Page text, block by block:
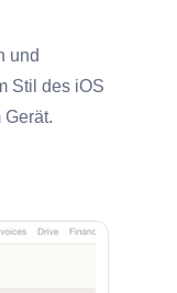
und
Stil des iOS